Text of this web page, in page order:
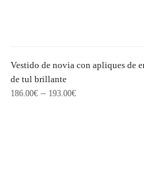
Vestido de novia con apliques de
de tul brillante
186.00€ – 193.00€